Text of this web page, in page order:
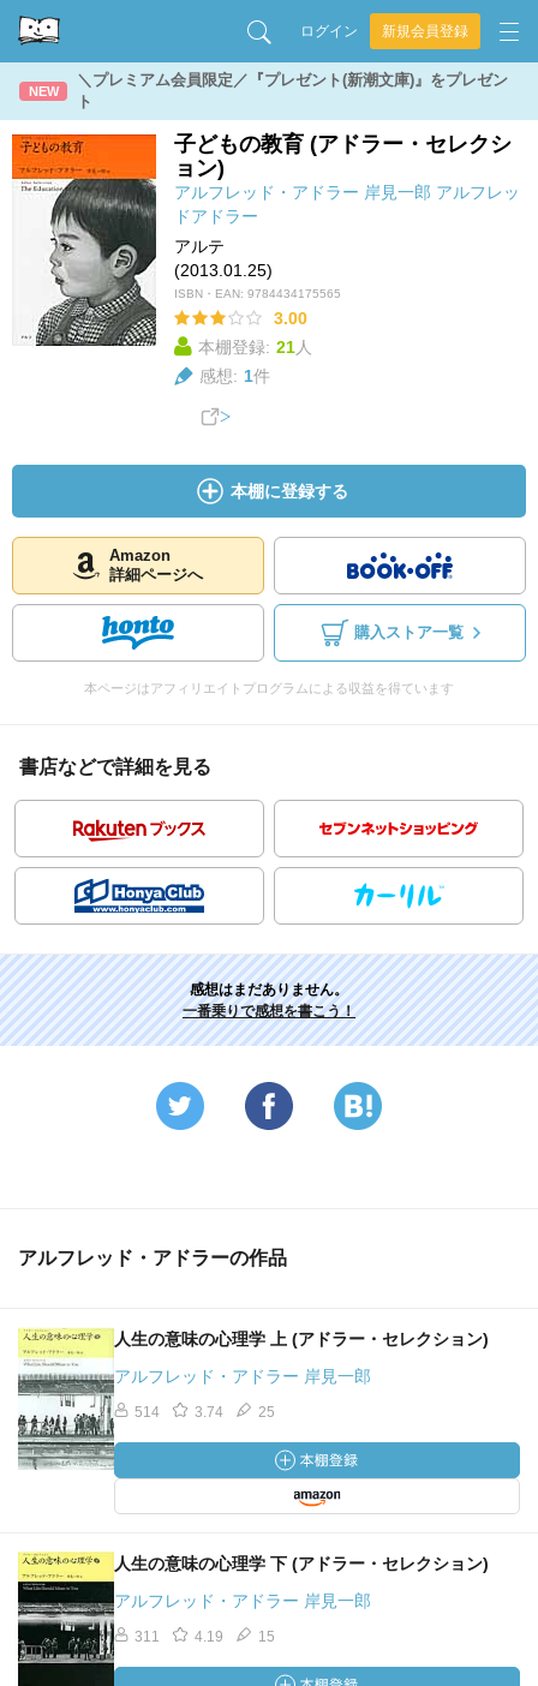
ログイン 新規会員登録
NEW
＼プレミアム会員限定／『プレゼント(新潮文庫)』をプレゼン
ト
子どもの教育 (アドラー・セレクシ
ョン)
アルフレッド・アドラー 岸見一郎 アルフレッ
ドアドラー
アルテ
(2013.01.25)
ISBN・EAN: 9784434175565
3.00
本棚登録: 21人
感想: 1件
本棚に登録する
Amazon
詳細ページへ
購入ストア一覧
本ページはアフィリエイトプログラムによる収益を得ています
書店などで詳細を見る
感想はまだありません。
一番乗りで感想を書こう！
アルフレッド・アドラーの作品
人生の意味の心理学 上 (アドラー・セレクション)
アルフレッド・アドラー 岸見一郎
514 3.74 25
人生の意味の心理学 下 (アドラー・セレクション)
アルフレッド・アドラー 岸見一郎
311 4.19 15